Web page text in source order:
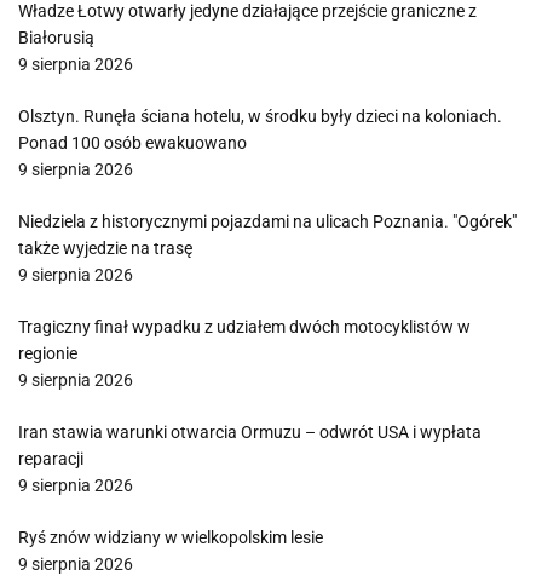
Władze Łotwy otwarły jedyne działające przejście graniczne z
Białorusią
9 sierpnia 2026
Olsztyn. Runęła ściana hotelu, w środku były dzieci na koloniach.
Ponad 100 osób ewakuowano
9 sierpnia 2026
Niedziela z historycznymi pojazdami na ulicach Poznania. "Ogórek"
także wyjedzie na trasę
9 sierpnia 2026
Tragiczny finał wypadku z udziałem dwóch motocyklistów w
regionie
9 sierpnia 2026
Iran stawia warunki otwarcia Ormuzu – odwrót USA i wypłata
reparacji
9 sierpnia 2026
Ryś znów widziany w wielkopolskim lesie
9 sierpnia 2026